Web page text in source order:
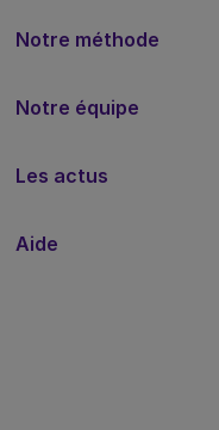
Notre méthode
Notre équipe
Les actus
Aide